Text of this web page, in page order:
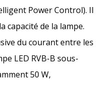
Power Control). Il
de la lampe.
du courant entre les
LED RVB-B sous-
50 W,